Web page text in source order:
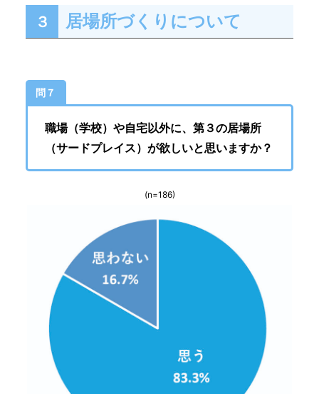
３ 居場所づくりについて
問７
職場（学校）や自宅以外に、第３の居場所
（サードプレイス）が欲しいと思いますか？
(n=186)